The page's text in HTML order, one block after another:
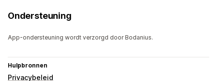
Ondersteuning
App-ondersteuning wordt verzorgd door Bodanius.
Hulpbronnen
Privacybeleid